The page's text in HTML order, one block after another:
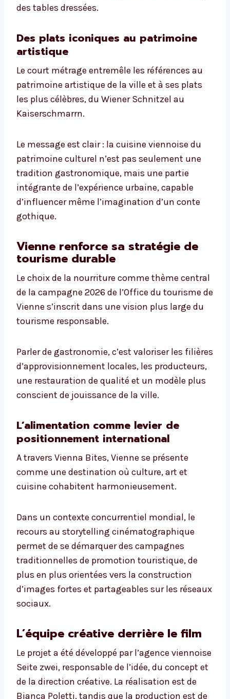
des tables dressées.
Des plats iconiques au patrimoine
artistique
Le court métrage entremêle les références au
patrimoine artistique de la ville et à ses plats
les plus célèbres, du Wiener Schnitzel au
Kaiserschmarrn.
Le message est clair : la cuisine viennoise du
patrimoine culturel n’est pas seulement une
tradition gastronomique, mais une partie
intégrante de l’expérience urbaine, capable
d’influencer même l’imagination d’un conte
gothique.
Vienne renforce sa stratégie de
tourisme durable
Le choix de la nourriture comme thème central
de la campagne 2026 de l’Office du tourisme de
Vienne s’inscrit dans une vision plus large du
tourisme responsable.
Parler de gastronomie, c’est valoriser les filières
d’approvisionnement locales, les producteurs,
une restauration de qualité et un modèle plus
conscient de jouissance de la ville.
L’alimentation comme levier de
positionnement international
A travers Vienna Bites, Vienne se présente
comme une destination où culture, art et
cuisine cohabitent harmonieusement.
Dans un contexte concurrentiel mondial, le
recours au storytelling cinématographique
permet de se démarquer des campagnes
traditionnelles de promotion touristique, de
plus en plus orientées vers la construction
d’images fortes et partageables sur les réseaux
sociaux.
L’équipe créative derrière le film
Le projet a été développé par l’agence viennoise
Seite zwei, responsable de l’idée, du concept et
de la direction créative. La réalisation est de
Bianca Poletti, tandis que la production est de